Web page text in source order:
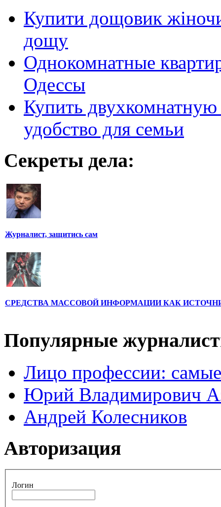
Купити дощовик
дощу
Однокомнатные
Одессы
Купить
удобство для семьи
Секреты дела:
Журналист, защитись сам
СРЕДСТВА МАССОВОЙ ИНФОРМАЦИИ КАК
Популярные
Лицо профессии:
Юрий Владимирович
Андрей Колесников
Авторизация
Логин